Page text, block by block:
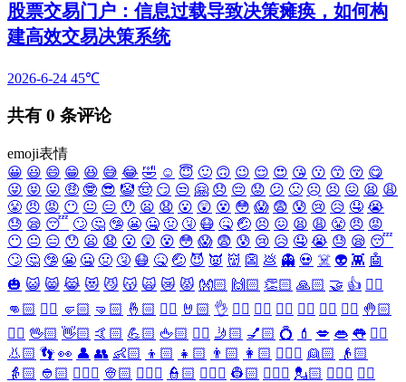
股票交易门户：信息过载导致决策瘫痪，如何构
建高效交易决策系统
2026-6-24 45℃
共有 0 条评论
emoji表情
😀 😃 😄 😁 😆 😅 😂 🤣 ☺️ 😇 🙂 🙃 😉 😌 😍 😘 😗 😙 😚 😋
😜 😝 😛 🤑 🤓 😎 🤡 🤠 😏 😒 🤗 😞 😔 😟 😕 🙁 ☹️ 😣 😖 😫 😩
😤 😠 😡 😶 😐 😑 😯 😦 😧 😮 😲 😵 😳 😱 😨 😰 😢 😥 🤤 😭
😓 😪 😴 🙄 🤔 🤥 😬 🤐 🤢 🤧 😷 🤒 🤕 😣 😖 😫 😩 😤 😠 😡
😶 😐 😑 😯 😦 😧 😮 😲 😵 😳 😱 😨 😰 😢 😥 🤤 😭 😓 😪 😴
🙄 🤔 🤥 😬 🤐 🤢 🤧 😷 🤒 🤕 😈 👿 👹 👺 💩 👻 💀 ☠️ 👽 👾 🤖
🎃 😺 😸 😹 😻 😼 😽 🙀 😿 😾 👐🏻 🙌🏻 👏🏻 🙏🏻 🤝 👍 👎🏻
👊🏻 ✊🏻 🤛🏻 🤜🏻 🤞🏻 ✌🏻 🤘🏻 👌 👈🏻 👉🏻 👆🏻 👇🏻 ☝🏻 ✋🏻 🤚🏻
🖐🏻 🖖🏻 👋🏻 🤙🏻 💪🏻 🖕🏻 ✍🏻 🤳🏻 💅🏻 💍 💄 💋 👄 👅 👂🏻
👃🏻 👣 👀 👤 👥 👶🏻 👦🏻 👧🏻 👨🏻 👩🏻 👱🏻‍♀️ 👱🏻
👴🏻
👵🏻 👲🏻 👳🏻‍♀️ 👳🏻 👮🏻‍♀️ 👮🏻 👷🏻‍♀️ 👷🏻 💂🏻‍♀️ 💂🏻 🕵🏻‍♀️ 🕵🏻